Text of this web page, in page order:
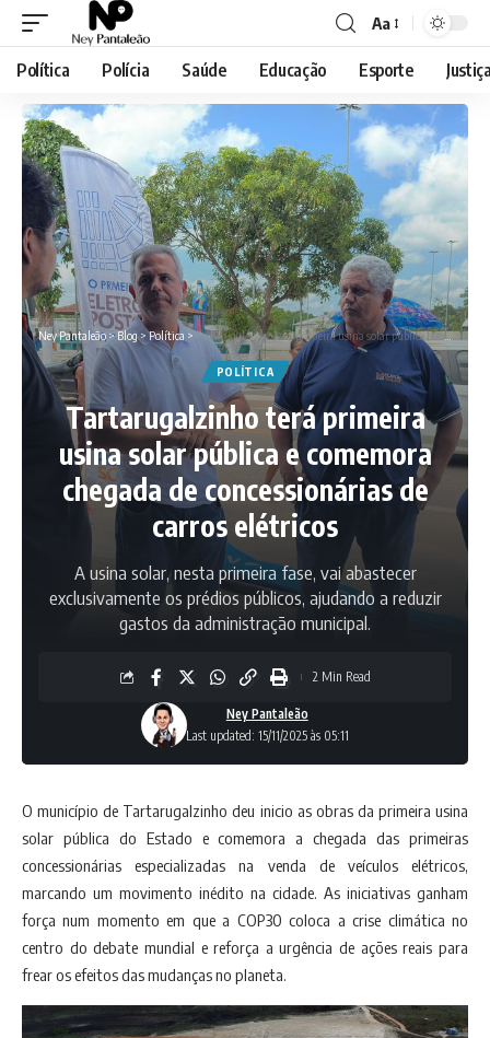
Font
Resizer
Aa
Política Polícia Saúde Educação Esporte
Ney Pantaleão >Blog>Política >Tartarugalzinho terá primeira usina solar pública e comemora chegada de concessionárias de carros elétricos
POLÍTICA
Tartarugalzinho terá primeira
usina solar pública e comemora
chegada de concessionárias de
carros elétricos
A usina solar, nesta primeira fase, vai abastecer
exclusivamente os prédios públicos, ajudando a reduzir
gastos da administração municipal.
Last updated: 15/11/2025 às 05:11
Ney Pantaleão
2 Min Read
O município de Tartarugalzinho deu inicio as obras da primeira usina
solar pública do Estado e comemora a chegada das primeiras
concessionárias especializadas na venda de veículos elétricos,
marcando um movimento inédito na cidade. As iniciativas ganham
força num momento em que a COP30 coloca a crise climática no
centro do debate mundial e reforça a urgência de ações reais para
frear os efeitos das mudanças no planeta.